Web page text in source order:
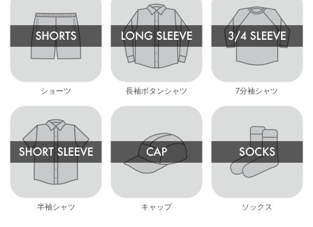
ショーツ 長袖ボタンシャツ 7分袖シャツ
半袖シャツ キャップ ソックス